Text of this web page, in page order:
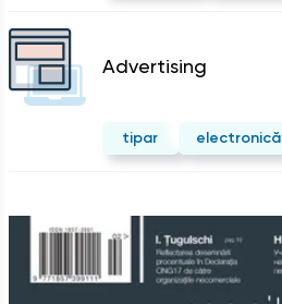
Advertising
tipar electronică